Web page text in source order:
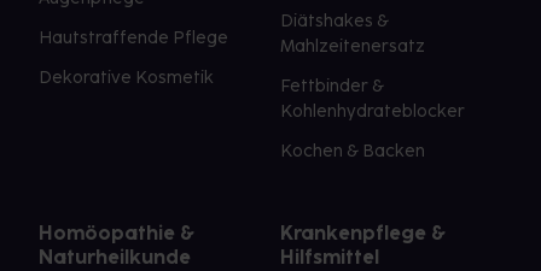
Hautstraffende Pflege
Dekorative Kosmetik
Diätshakes &
Mahlzeitenersatz
Fettbinder &
Kohlenhydrateblocker
Kochen & Backen
Homöopathie &
Naturheilkunde
Krankenpflege &
Hilfsmittel